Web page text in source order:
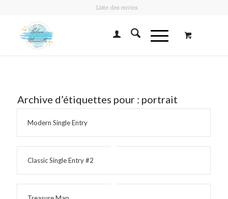
Liste des envies
Archive d’étiquettes pour : portrait
Modern Single Entry
Classic Single Entry #2